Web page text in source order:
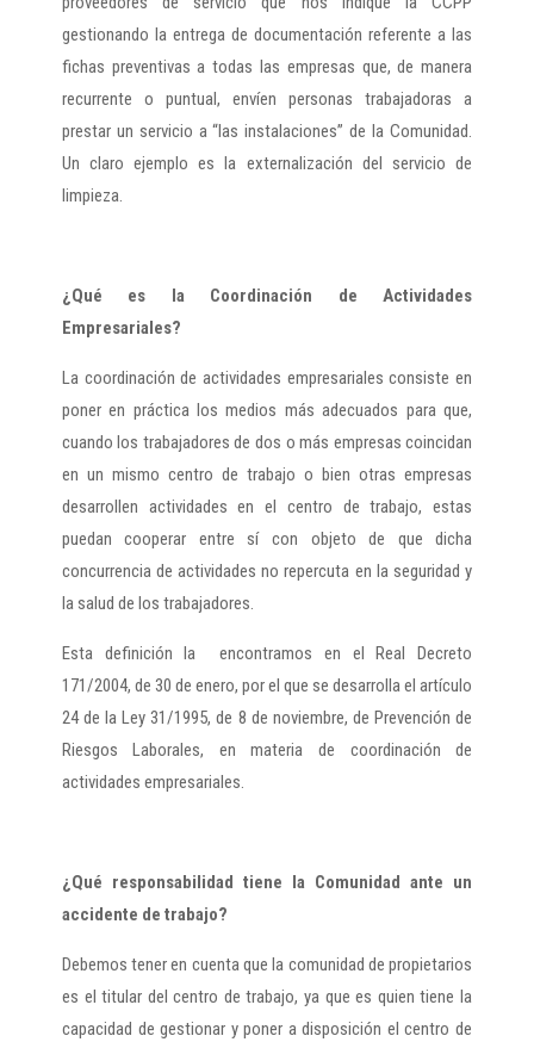
gestionando la entrega de documentación referente a las
fichas preventivas a todas las empresas que, de manera
recurrente o puntual, envíen personas trabajadoras a
prestar un servicio a “las instalaciones” de la Comunidad.
Un claro ejemplo es la externalización del servicio de
limpieza.
¿Qué es la Coordinación de Actividades
Empresariales?
La coordinación de actividades empresariales consiste en
poner en práctica los medios más adecuados para que,
cuando los trabajadores de dos o más empresas coincidan
en un mismo centro de trabajo o bien otras empresas
desarrollen actividades en el centro de trabajo, estas
puedan cooperar entre sí con objeto de que dicha
concurrencia de actividades no repercuta en la seguridad y
la salud de los trabajadores.
Esta definición la encontramos en el Real Decreto
171/2004, de 30 de enero, por el que se desarrolla el artículo
24 de la Ley 31/1995, de 8 de noviembre, de Prevención de
Riesgos Laborales, en materia de coordinación de
actividades empresariales.
¿Qué responsabilidad tiene la Comunidad ante un
accidente de trabajo?
Debemos tener en cuenta que la comunidad de propietarios
es el titular del centro de trabajo, ya que es quien tiene la
capacidad de gestionar y poner a disposición el centro de